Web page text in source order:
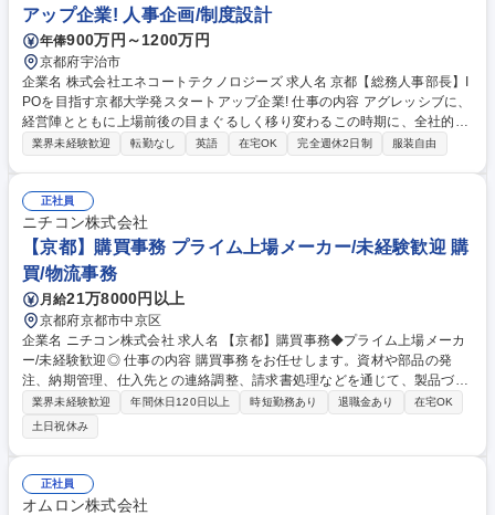
アップ企業! 人事企画/制度設計
年俸900万円～1200万円
京都府宇治市
企業名 株式会社エネコートテクノロジーズ 求人名 京都【総務人事部長】I
POを目指す京都大学発スタートアップ企業! 仕事の内容 アグレッシブに、
経営陣とともに上場前後の目まぐるしく移り変わるこの時期に、全社的な
総務人事戦略を描き、実現に向けて推進できる方を 募集いたします。 ＜
期待しております。 業務の中心は、人事制度・労務、総務となります（人
事業務と総務業務は半々のイメージです） 募集職種 京都【総務人事部
長】IPOを目指す京都大学発スタートアップ企業!
業界未経験歓迎 転勤なし 英語 在宅OK 完全週休2日制 服装自由
正社員
ニチコン株式会社
【京都】購買事務 プライム上場メーカー/未経験歓迎 購
買/物流事務
月給21万8000円以上
京都府京都市中京区
企業名 ニチコン株式会社 求人名 【京都】購買事務◆プライム上場メーカ
ー/未経験歓迎◎ 仕事の内容 購買事務をお任せします。資材や部品の発
注、納期管理、仕入先との連絡調整、請求書処理などを通じて、製品づく
りを支える購買業務の事務サポートを担当していただきます。 【具体的に
は】資材や部品の発注書作成やシステム入力、納期確認、在庫情報の管理
を行っていただきます。仕入先への見積依頼や請求書処理、支払関連の事
務業務も担当いただきます。製造部門や海外拠点とのやり取りが発生する
こともあり、調達スケジュールの調整や関連資料の作成を行っていただき
ます。 募集職種 【京都】購買事務◆プライム上場メーカー/未経験歓迎◎
業界未経験歓迎 年間休日120日以上 時短勤務あり 退職金あり
在宅OK
土日祝休み
正社員
オムロン株式会社